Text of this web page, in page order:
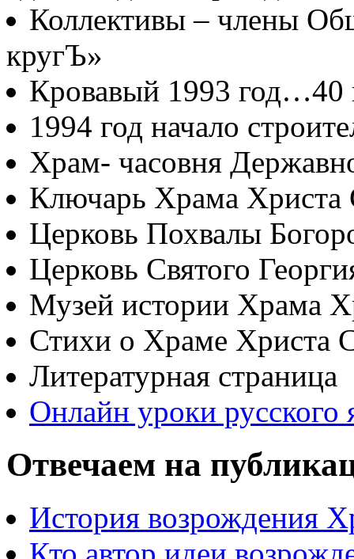
Коллективы – члены
кругЪ»
Кровавый 1993
1994 год начало
Храм- часовня
Ключарь Храма Христа
Церковь Похвалы
Церковь Святого
Музей истории Храма
Стихи о Храме Христа
Литературная страница
Онлайн уроки русского
Отвечаем на
История возрождения